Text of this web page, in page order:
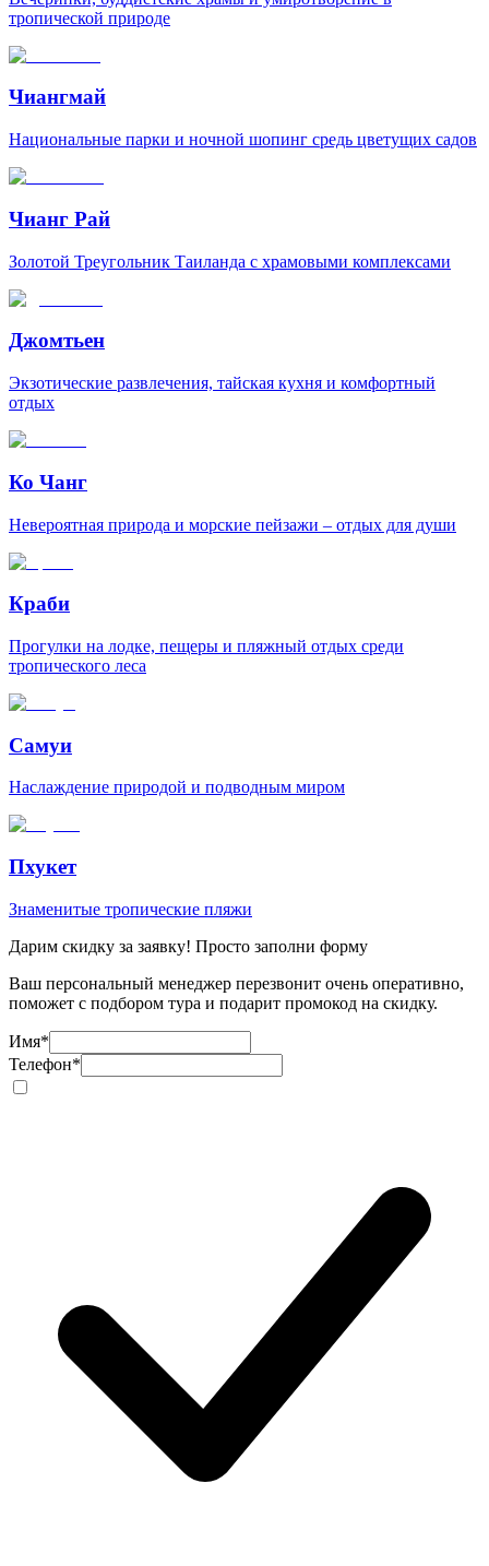
тропической природе
Чиангмай
Национальные парки и ночной шопинг средь цветущих садов
Чианг Рай
Золотой Треугольник Таиланда с храмовыми комплексами
Джомтьен
Экзотические развлечения, тайская кухня и комфортный
отдых
Ко Чанг
Невероятная природа и морские пейзажи – отдых для души
Краби
Прогулки на лодке, пещеры и пляжный отдых среди
тропического леса
Самуи
Наслаждение природой и подводным миром
Пхукет
Знаменитые тропические пляжи
Дарим скидку за заявку! Просто заполни форму
Ваш персональный менеджер перезвонит очень оперативно,
поможет с подбором тура и подарит промокод на скидку.
Имя*
Телефон*